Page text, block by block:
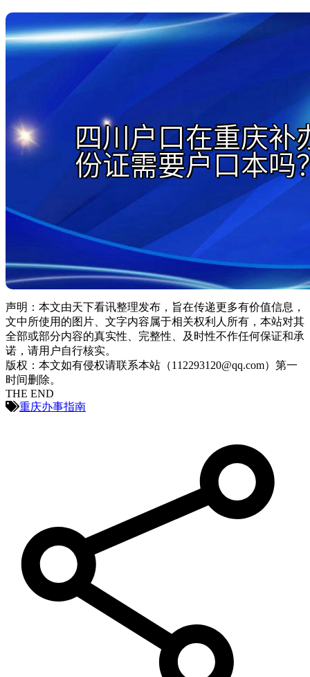
声明：本文由天下看讯整理发布，旨在传递更多有价值信息，
文中所使用的图片、文字内容属于相关权利人所有，本站对其
全部或部分内容的真实性、完整性、及时性不作任何保证和承
诺，请用户自行核实。
版权：本文如有侵权请联系本站（112293120@qq.com）第一
时间删除。
THE END
重庆办事指南